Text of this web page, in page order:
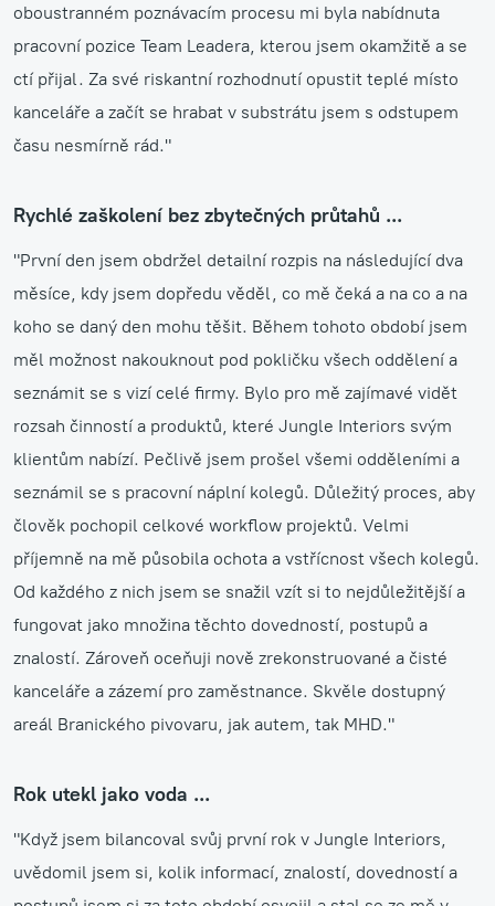
oboustranném poznávacím procesu mi byla nabídnuta
pracovní pozice Team Leadera, kterou jsem okamžitě a se
ctí přijal. Za své riskantní rozhodnutí opustit teplé místo
kanceláře a začít se hrabat v substrátu jsem s odstupem
času nesmírně rád."
Rychlé zaškolení bez zbytečných průtahů ...
"První den jsem obdržel detailní rozpis na následující dva
měsíce, kdy jsem dopředu věděl, co mě čeká a na co a na
koho se daný den mohu těšit. Během tohoto období jsem
měl možnost nakouknout pod pokličku všech oddělení a
seznámit se s vizí celé firmy. Bylo pro mě zajímavé vidět
rozsah činností a produktů, které Jungle Interiors svým
klientům nabízí. Pečlivě jsem prošel všemi odděleními a
seznámil se s pracovní náplní kolegů. Důležitý proces, aby
člověk pochopil celkové workflow projektů. Velmi
příjemně na mě působila ochota a vstřícnost všech kolegů.
Od každého z nich jsem se snažil vzít si to nejdůležitější a
fungovat jako množina těchto dovedností, postupů a
znalostí. Zároveň oceňuji nově zrekonstruované a čisté
kanceláře a zázemí pro zaměstnance. Skvěle dostupný
areál Branického pivovaru, jak autem, tak MHD."
Rok utekl jako voda ...
"Když jsem bilancoval svůj první rok v Jungle Interiors,
uvědomil jsem si, kolik informací, znalostí, dovedností a